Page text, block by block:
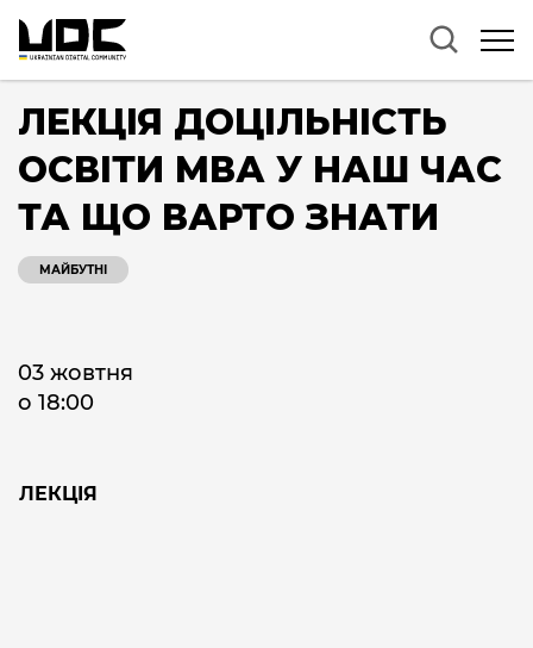
ЛЕКЦІЯ ДОЦІЛЬНІСТЬ
ОСВІТИ МВА У НАШ ЧАС
ТА ЩО ВАРТО ЗНАТИ
МАЙБУТНІ
03 жовтня
о 18:00
ЛЕКЦІЯ